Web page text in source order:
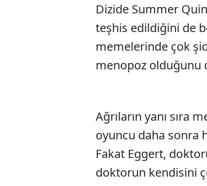
Dizide Summer
teşhis edildiğini de
memelerinde çok
menopoz olduğunu
Ağrıların yanı sıra
oyuncu daha sonra
Fakat Eggert,
doktorun kendisini